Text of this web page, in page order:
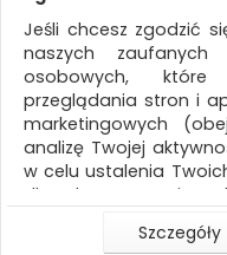
AKTUALNOŚCI
Artykuły szkolne
ZNALEZIONYCH
Sortuj po Standardowe
Jeśli chcesz zgodzić
naszych
osobowych,
przeglądania stron i
marketingowych
analizę Twojej
w celu ustalenia
dla dostosowania
umieszczanie tzw.
ich odczytywanie,Szczegóły